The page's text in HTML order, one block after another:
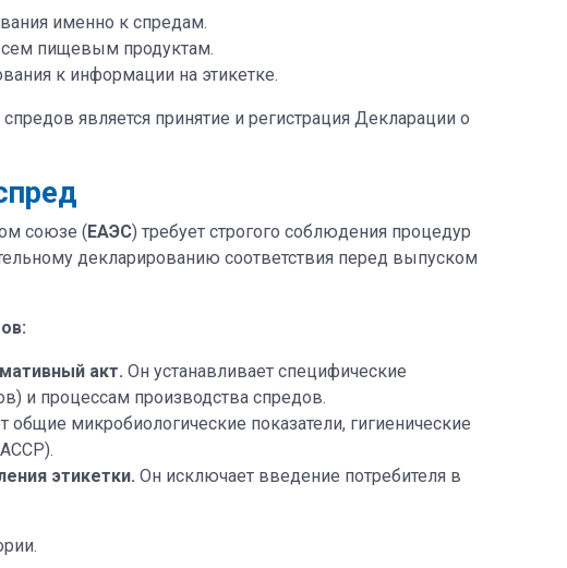
именно к спредам.
пищевым продуктам.
к информации на этикетке.
является принятие и регистрация Декларации о
союзе (ЕАЭС) требует строгого соблюдения процедур
декларированию соответствия перед выпуском
акт. Он устанавливает специфические
и процессам производства спредов.
общие микробиологические показатели, гигиенические
этикетки. Он исключает введение потребителя в